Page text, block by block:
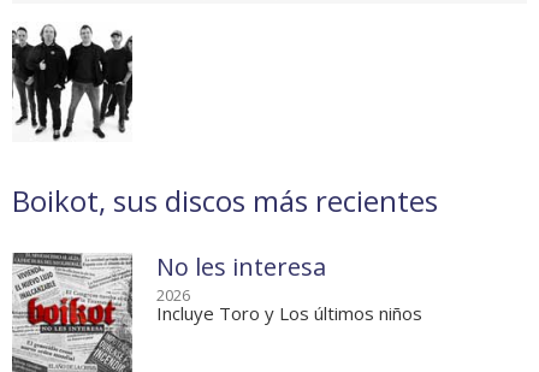
Boikot, sus discos más recientes
No les interesa
2026
Incluye Toro y Los últimos niños